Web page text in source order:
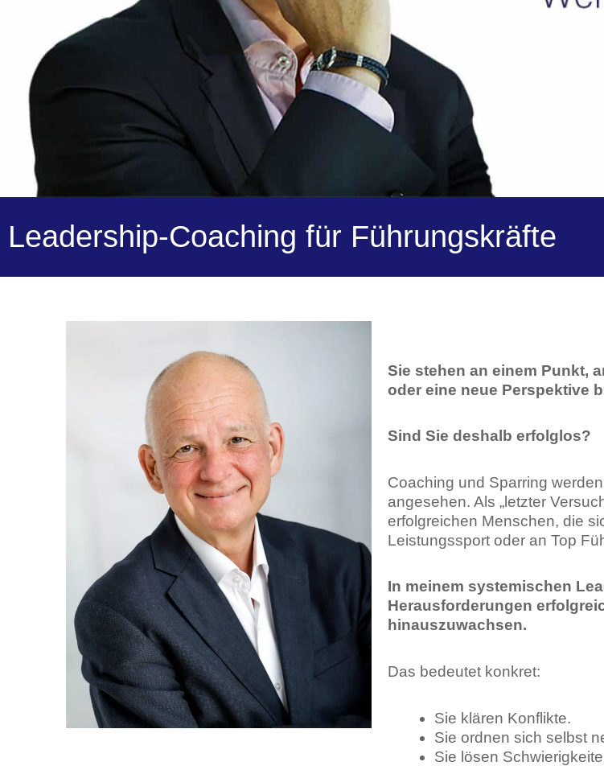
Leadership-Coaching für Führungskräfte
Sie stehen an einem Punkt,
oder eine neue Perspektive
Sind Sie deshalb erfolglos?
Coaching und Sparring
angesehen. Als „letzter
erfolgreichen Menschen, die
Leistungssport oder an Top
In meinem systemischen
Herausforderungen
hinauszuwachsen.
Das bedeutet konkret:
Sie klären Konflikte.
Sie ordnen sich selbst
Sie lösen